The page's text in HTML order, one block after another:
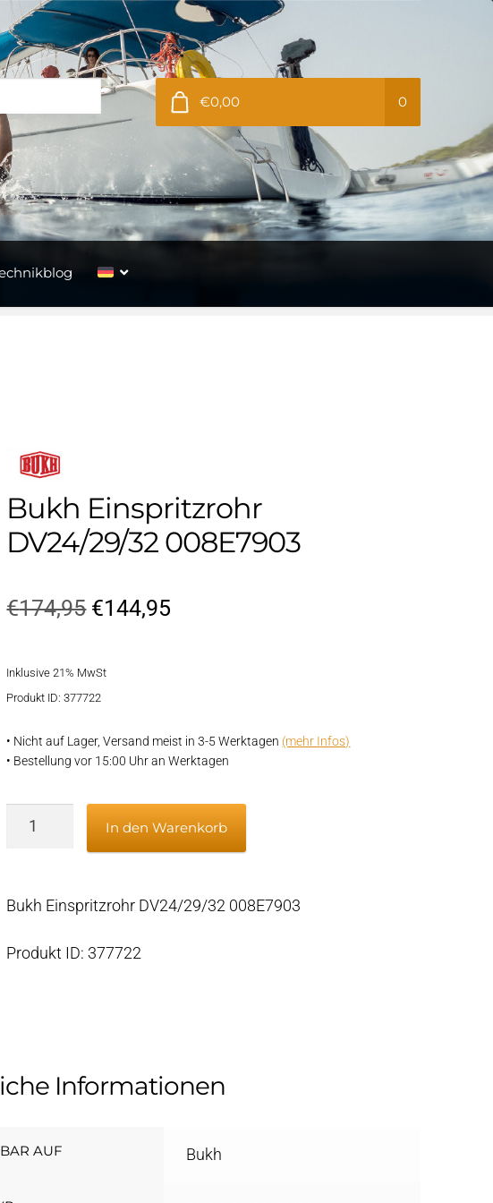
€0,00 0
Bukh Einspritzrohr
DV24/29/32 008E7903
€174,95 Ursprünglicher
war:
€144,95
Inklusive 21% MwSt
Produkt ID: 377722
• Nicht auf Lager, Versand meist in 3-5 Werktagen (mehr Infos)
• Bestellung vor 15:00 Uhr an Werktagen
Menge
In den Warenkorb
Bukh Einspritzrohr DV24/29/32 008E7903
Produkt ID: 377722
Informationen
AUF Bukh